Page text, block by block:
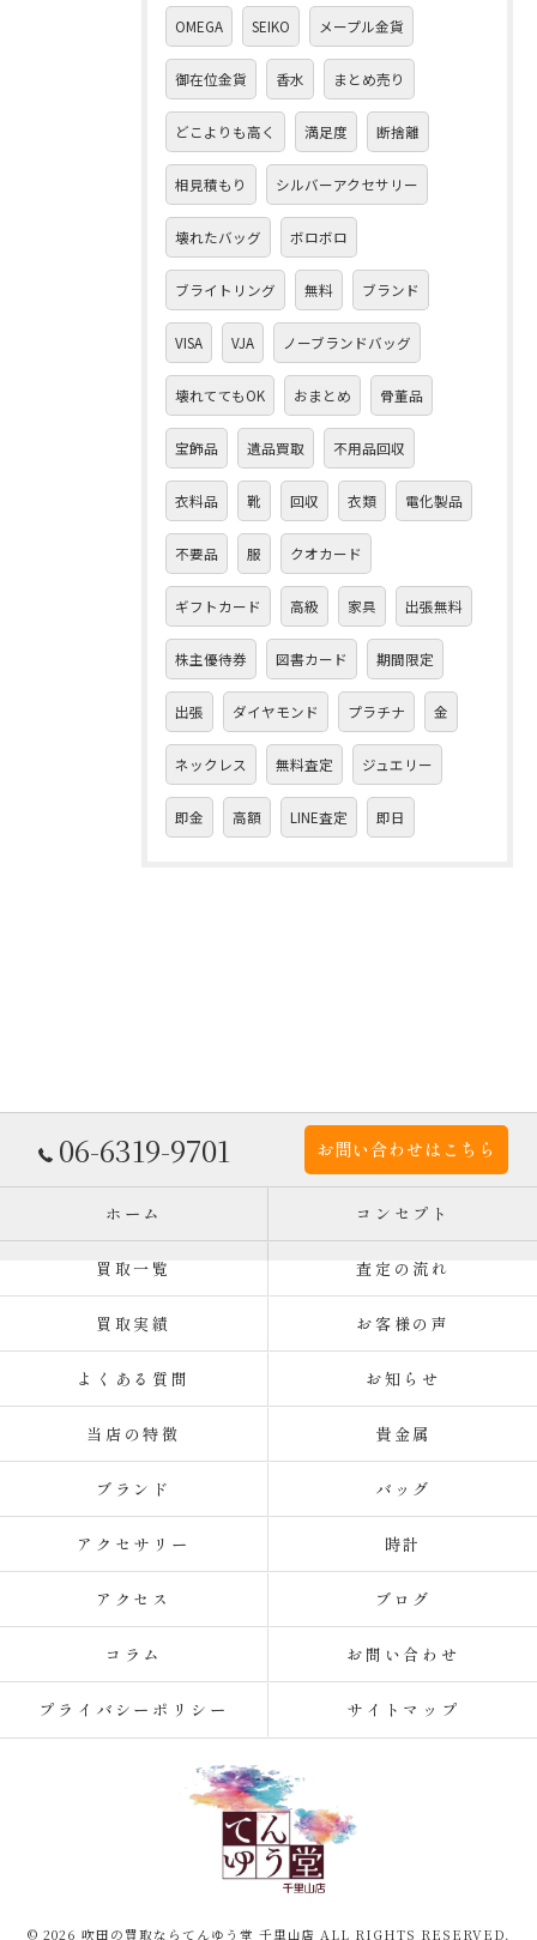
OMEGA SEIKO メープル金貨
御在位金貨 香水 まとめ売り
どこよりも高く 満足度 断捨離
相見積もり シルバーアクセサリー
壊れたバッグ ボロボロ
ブライトリング 無料 ブランド
VISA VJA ノーブランドバッグ
壊れててもOK おまとめ 骨董品
宝飾品 遺品買取 不用品回収
衣料品 靴 回収 衣類 電化製品
不要品 服 クオカード
ギフトカード 高級 家具 出張無料
株主優待券 図書カード 期間限定
出張 ダイヤモンド プラチナ 金
ネックレス 無料査定 ジュエリー
即金 高額 LINE査定 即日
06-6319-9701 お問い合わせはこちら
ホーム コンセプト
買取一覧 査定の流れ
買取実績 お客様の声
よくある質問 お知らせ
当店の特徴 貴金属
ブランド バッグ
アクセサリー 時計
アクセス ブログ
コラム お問い合わせ
プライバシーポリシー サイトマップ
© 2026 吹田の買取ならてんゆう堂 千里山店 ALL RIGHTS RESERVED.